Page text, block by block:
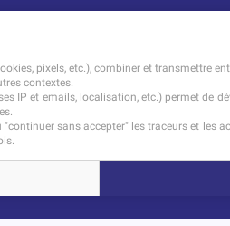
pixels, etc.), combiner et transmettre
contextes.
IP et emails, localisation, etc.) permet de
sans accepter" les traceurs et